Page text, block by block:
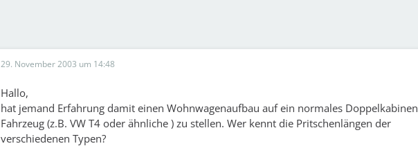
29. November 2003 um 14:48
Hallo,
hat jemand Erfahrung damit einen Wohnwagenaufbau auf ein normales Doppelkabinen
Fahrzeug (z.B. VW T4 oder ähnliche ) zu stellen. Wer kennt die Pritschenlängen der
verschiedenen Typen?